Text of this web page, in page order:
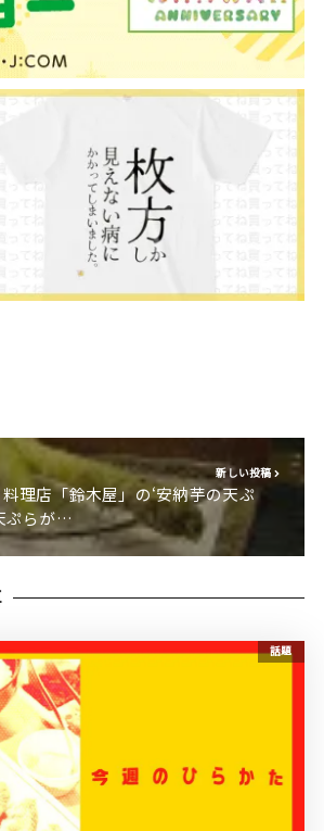
新しい投稿
理店「鈴木屋」の‘安納芋の天ぷ
ぷらが…
話題